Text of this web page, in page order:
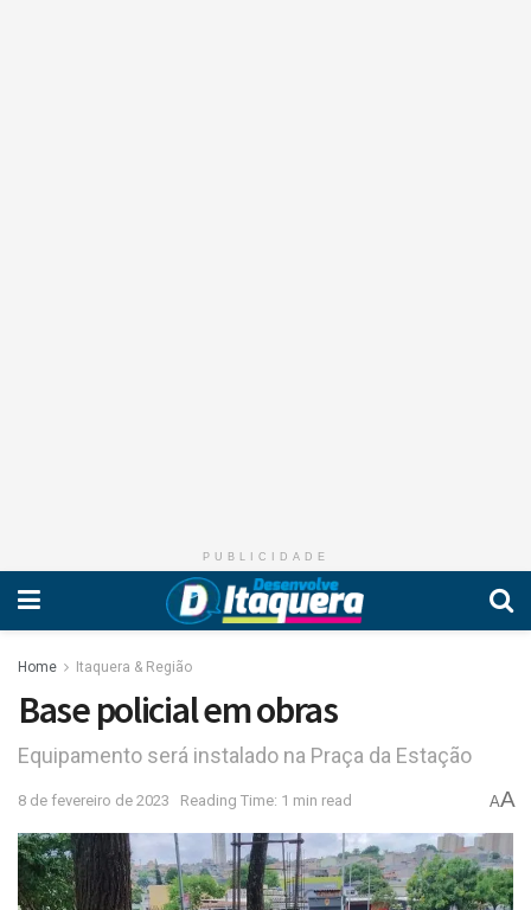
PUBLICIDADE
Home Itaquera & Região
Base policial em obras
Equipamento será instalado na Praça da Estação
8 de fevereiro de 2023 Reading Time: 1 min read AA